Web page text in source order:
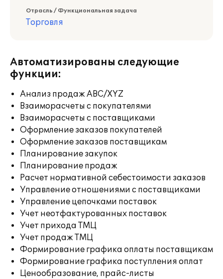
Отрасль / Функциональная задача
Торговля
Автоматизированы следующие
функции:
Анализ продаж ABC/XYZ
Взаиморасчеты с покупателями
Взаиморасчеты с поставщиками
Оформление заказов покупателей
Оформление заказов поставщикам
Планирование закупок
Планирование продаж
Расчет нормативной себестоимости заказов
Управление отношениями с поставщиками
Управление цепочками поставок
Учет неотфактурованных поставок
Учет прихода ТМЦ
Учет продаж ТМЦ
Формирование графика оплаты поставщикам
Формирование графика поступления оплат
Ценообразование, прайс-листы